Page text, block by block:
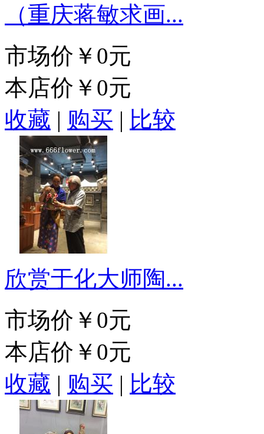
（重庆蒋敏求画...
市场价 ￥0元
本店价 ￥0元
收藏 | 购买 | 比较
欣赏于化大师陶...
市场价 ￥0元
本店价 ￥0元
收藏 | 购买 | 比较